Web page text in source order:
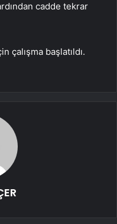
cadde tekrar
çalışma başlatıldı.